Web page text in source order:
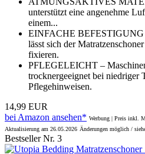
unterstützt eine angenehme
einem...
EINFACHE BEFESTIGUNG
lässt sich der
fixieren.
PFLEGELEICHT –
trocknergeeignet bei niedriger
Pflegehinweisen.
14,99 EUR
bei Amazon ansehen* Werbung | Preis inkl.
Aktualisierung am 26.05.2026 Änderungen möglich /
Bestseller Nr. 3